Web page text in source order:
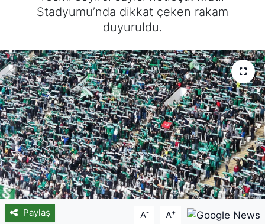
Stadyumu’nda dikkat çeken rakam
duyuruldu.
Paylaş A- A+
Genel
Son Dakika Haberleri